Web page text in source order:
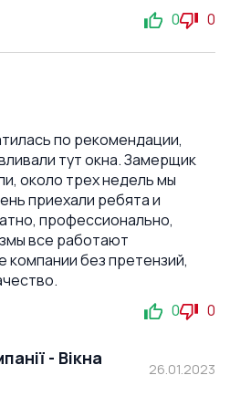
0 0
по рекомендации,
тут окна. Замерщик
около трех недель мы
приехали ребята и
профессионально,
все работают
компании без претензий,
0 0
- Вікна
26.01.2023